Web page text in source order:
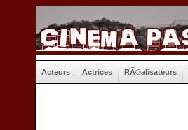
Acteurs Actrices RÃ©alisateurs